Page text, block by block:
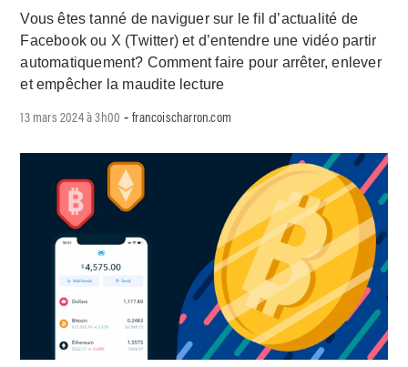
Vous êtes tanné de naviguer sur le fil d’actualité de
Facebook ou X (Twitter) et d’entendre une vidéo partir
automatiquement? Comment faire pour arrêter, enlever
et empêcher la maudite lecture
13 mars 2024 à 3h00 -francoischarron.com